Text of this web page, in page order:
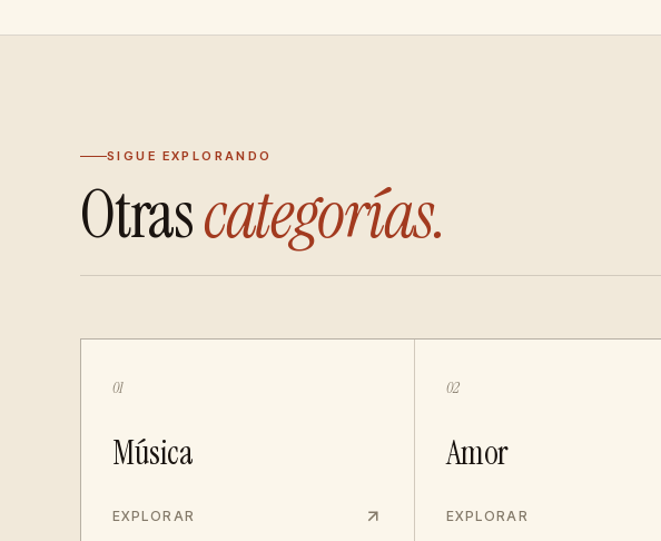
SIGUE EXPLORANDO
Otrascategorías.
01
Música
EXPLORAR
02
Amor
EXPLORAR